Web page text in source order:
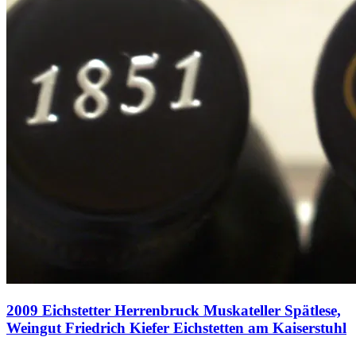
2009 Eichstetter Herrenbruck Muskateller Spätlese,
Weingut Friedrich Kiefer Eichstetten am Kaiserstuhl